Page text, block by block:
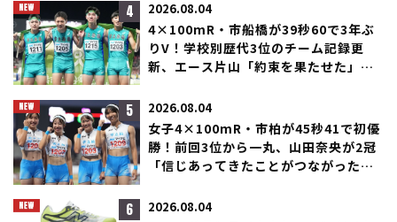
4 2026.08.04
4×100mR・市船橋が39秒60で3年ぶ
りV！学校別歴代3位のチーム記録更
新、エース片山「約束を果たせた」／
5 2026.08.04
女子4×100mR・市柏が45秒41で初優
勝！前回3位から一丸、山田奈央が2冠
「信じあってきたことがつながった」
6 2026.08.04